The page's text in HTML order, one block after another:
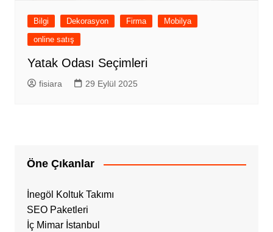
Bilgi Dekorasyon Firma
Mobilya
online satış
Yatak Odası Seçimleri
fisiara 29 Eylül 2025
Öne Çıkanlar
İnegöl Koltuk Takımı
SEO Paketleri
İç Mimar İstanbul